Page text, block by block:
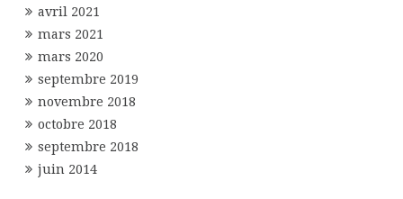
avril 2021
mars 2021
mars 2020
septembre 2019
novembre 2018
octobre 2018
septembre 2018
juin 2014